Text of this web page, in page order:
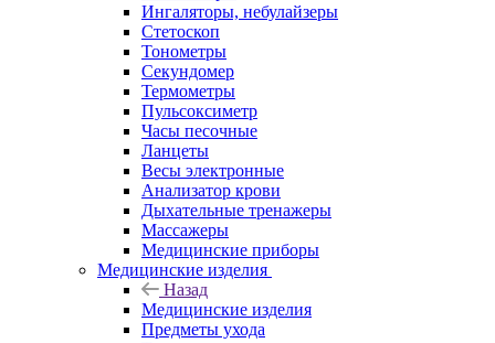
Ингаляторы, небулайзеры
Стетоскоп
Тонометры
Секундомер
Термометры
Пульсоксиметр
Часы песочные
Ланцеты
Весы электронные
Анализатор крови
Дыхательные тренажеры
Массажеры
Медицинские приборы
Медицинские изделия
Назад
Медицинские изделия
Предметы ухода